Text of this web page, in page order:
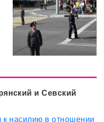
и Севский
к насилию в отношении